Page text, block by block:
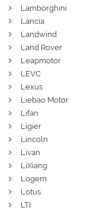
Lamborghini
Lancia
Landwind
Land Rover
Leapmotor
LEVC
Lexus
Liebao Motor
Lifan
Ligier
Lincoln
Livan
LiXiang
Logem
Lotus
LTI